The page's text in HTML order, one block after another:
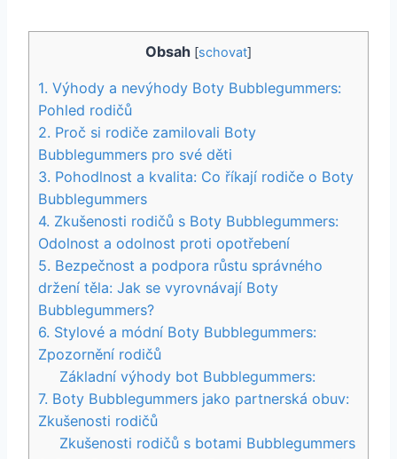
Obsah [schovat]
1. Výhody‌ a nevýhody⁣ Boty Bubblegummers:
Pohled rodičů
2. Proč ‍si rodiče‌ zamilovali Boty
Bubblegummers ‌pro své ⁤děti
3. Pohodlnost a‍ kvalita: Co říkají rodiče o ‌Boty
Bubblegummers
4.​ Zkušenosti rodičů​ s Boty Bubblegummers:
Odolnost a odolnost‍ proti opotřebení
5.⁣ Bezpečnost a podpora růstu správného
držení těla: Jak se vyrovnávají Boty ​
Bubblegummers?
6. Stylové a módní ⁣Boty⁢ Bubblegummers:‍
Zpozornění rodičů
Základní ⁢výhody bot⁢ Bubblegummers:
7. ⁤Boty Bubblegummers ​jako⁤ partnerská ⁢obuv:
Zkušenosti rodičů
Zkušenosti rodičů⁢ s ⁢botami Bubblegummers